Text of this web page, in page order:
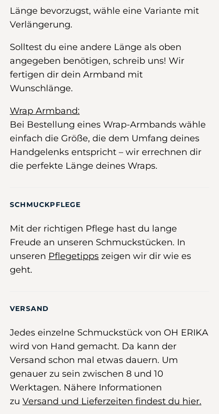
Länge bevorzugst, wähle eine Variante mit
Verlängerung.
Solltest du eine andere Länge als oben
angegeben benötigen, schreib uns! Wir
fertigen dir dein Armband mit
Wunschlänge.
Wrap Armband:
Bei Bestellung eines Wrap-Armbands wähle
einfach die Größe, die dem Umfang deines
Handgelenks entspricht – wir errechnen dir
die perfekte Länge deines Wraps.
SCHMUCKPFLEGE
Mit der richtigen Pflege hast du lange
Freude an unseren Schmuckstücken. In
unseren Pflegetipps zeigen wir dir wie es
geht.
VERSAND
Jedes einzelne Schmuckstück von OH ERIKA
wird von Hand gemacht. Da kann der
Versand schon mal etwas dauern. Um
genauer zu sein zwischen 8 und 10
Werktagen. Nähere Informationen
zu Versand und Lieferzeiten findest du hier.